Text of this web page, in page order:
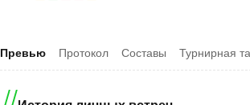
Превью Протокол Составы Турнирная